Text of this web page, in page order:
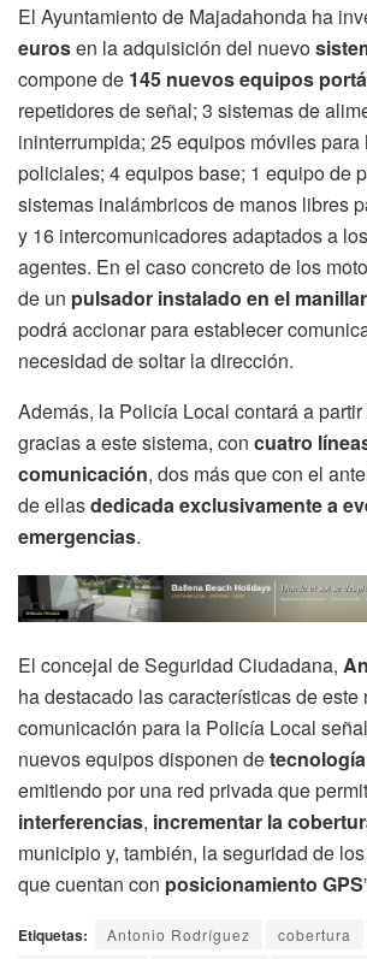
El Ayuntamiento de Majadahonda ha
eurosen la adquisición del nuevo
compone de 145 nuevos equipos
repetidores de señal; 3 sistemas de
ininterrumpida; 25 equipos móviles
policiales; 4 equipos base; 1 equipo de
sistemas inalámbricos de manos libres
y 16 intercomunicadores adaptados a
agentes. En el caso concreto de los
de un pulsador instalado en el manillar
podrá accionar para establecer
necesidad de soltar la dirección.
Además, la Policía Local contará a
gracias a este sistema, con cuatro
comunicación, dos más que con el
de ellasdedicada exclusivamente a
emergencias.
El concejal de Seguridad Ciudadana,
ha destacado las características de
comunicación para la Policía Local
nuevos equipos disponen de
emitiendo por una red privada que
interferencias, incrementar la
municipio y, también, la seguridad de
que cuentan con posicionamiento GPS
Etiquetas: Antonio Rodríguez cobertura